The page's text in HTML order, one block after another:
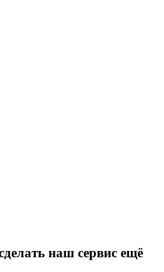
наш сервис ещё